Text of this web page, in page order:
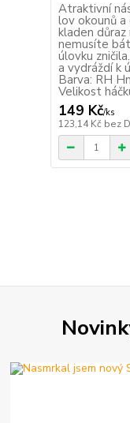
Atraktivní
lov okounů a
kladen
nemusíte
úlovku
a vydráždí k
Barva: RH
Velikost
149 Kč/ks
123,14 Kč bez